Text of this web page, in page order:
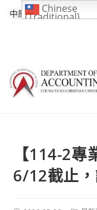
中原大學｜學校行事曆
【114-2
6/12截止，
Chinese
(Traditional)